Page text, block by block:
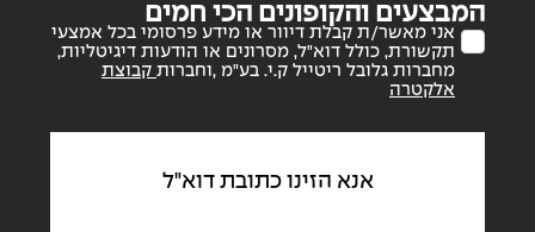
המבצעים והקופונים הכי חמים
אני מאשר/ת קבלת דיוור או מידע פרסומי בכל אמצעי
תקשורת, כולל דוא"ל, מסרונים או הודעות דיגיטליות,
מחברות גלובל ריטייל ק.י. בע"מ ,וחברות קבוצת
אלקטרה